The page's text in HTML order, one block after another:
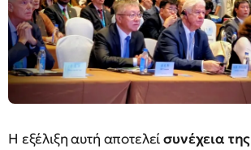
Η εξέλιξη αυτή αποτελείσυνέχεια της